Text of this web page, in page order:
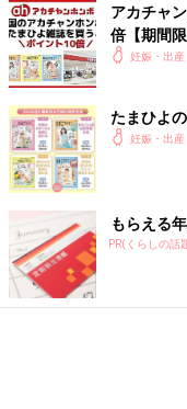
ー程度にしましょう。
はさまざまです。自宅
せず、医師に確認して
「切迫流産」こん
切迫流産の可能性が
切迫流産の場合、多く
ったピンク色の出血か
出血があっても多くは
物です。少しでも出血
アカチャ
倍【期間限
妊娠・出産
たまひよ
妊娠・出産
もらえる
PR(くらしの話